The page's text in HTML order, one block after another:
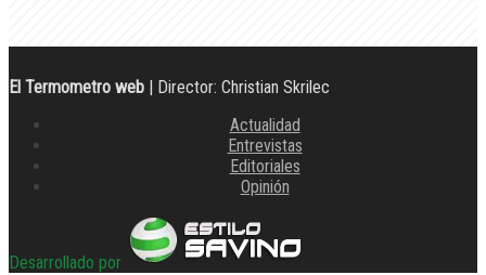
El Termometro web | Director: Christian Skrilec
Actualidad
Entrevistas
Editoriales
Opinión
Desarrollado por